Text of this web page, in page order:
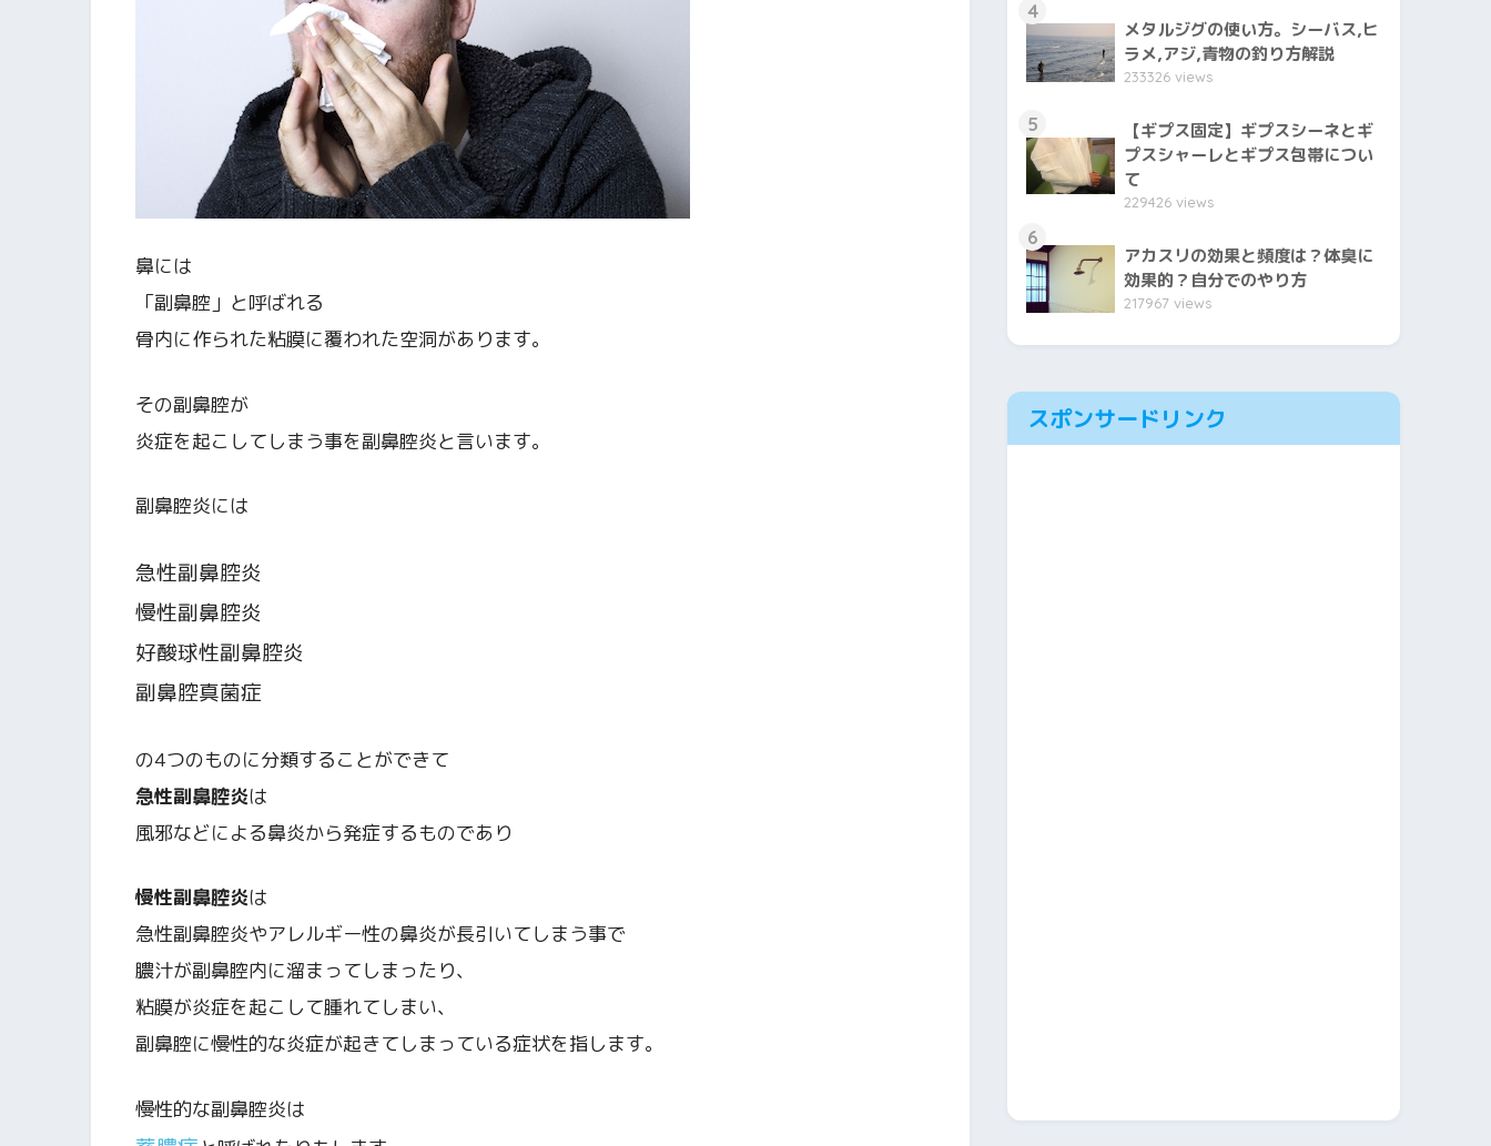
鼻には
「副鼻腔」と呼ばれる
骨内に作られた粘膜に覆われた空洞があります。
その副鼻腔が
炎症を起こしてしまう事を副鼻腔炎と言います。
副鼻腔炎には
急性副鼻腔炎
慢性副鼻腔炎
好酸球性副鼻腔炎
副鼻腔真菌症
の4つのものに分類することができて
急性副鼻腔炎は
風邪などによる鼻炎から発症するものであり
慢性副鼻腔炎は
急性副鼻腔炎やアレルギー性の鼻炎が長引いてしまう事で
膿汁が副鼻腔内に溜まってしまったり、
粘膜が炎症を起こして腫れてしまい、
副鼻腔に慢性的な炎症が起きてしまっている症状を指します。
慢性的な副鼻腔炎は
4
メタルジグの使い方。シーバス,ヒ
ラメ,アジ,青物の釣り方解説
233326 views
5
【ギプス固定】ギプスシーネとギ
プスシャーレとギプス包帯につい
て
229426 views
6
アカスリの効果と頻度は？体臭に
効果的？自分でのやり方
217967 views
スポンサードリンク